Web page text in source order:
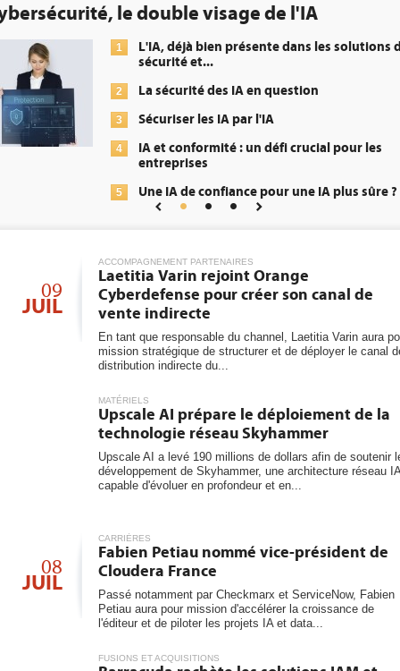
l'IA
les solutions de
pour les
DEE: l'efficacité
obligation pour les
3
Un outillage et
4 Phocea DC
Trimestriels
les...
09
JUIL
ACCOMPAGNEMENT PARTENAIRES
Laetitia Varin rejoint Orange
Cyberdefense pour créer son canal de
vente indirecte
En tant que responsable du channel, Laetitia Varin aura
mission stratégique de structurer et de déployer le canal
distribution indirecte du...
MATÉRIELS
Upscale AI prépare le déploiement de la
technologie réseau Skyhammer
Upscale AI a levé 190 millions de dollars afin de soutenir
développement de Skyhammer, une architecture réseau IA
capable d'évoluer en profondeur et en...
08
JUIL
CARRIÈRES
Fabien Petiau nommé vice-président de
Cloudera France
Passé notamment par Checkmarx et ServiceNow, Fabien
Petiau aura pour mission d'accélérer la croissance de
l'éditeur et de piloter les projets IA et data...
FUSIONS ET ACQUISITIONS